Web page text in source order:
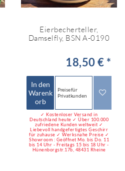
Eierbecherteller,
Damselfly, BSN A-0190
18,50 € *
In den
Warenk
orb
Preise für
Privatkunden
✓ Kostenloser Versand in
Deutschland heute ✓ Über 100.000
zufriedene Kunden weltweit ✓
Liebevoll handgefertigtes Geschirr
für zuhause ✓ Werksnahe Preise ✓
Showroom : Geöffnet Mo. bis Do. 11
bis 14 Uhr - Freitags 15 bis 18 Uhr -
Hünenborgstr.17b, 48431 Rheine